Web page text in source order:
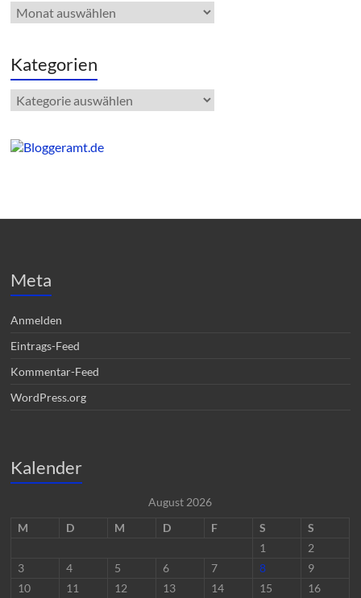
Das
Archiv
Kategorien
Kategorien
Meta
Anmelden
Eintrags-Feed
Kommentar-Feed
WordPress.org
Kalender
August 2026
M
D M D F S
S
1
2
3
4 5 6 7 8
9
10
11 12 13 14 15 16